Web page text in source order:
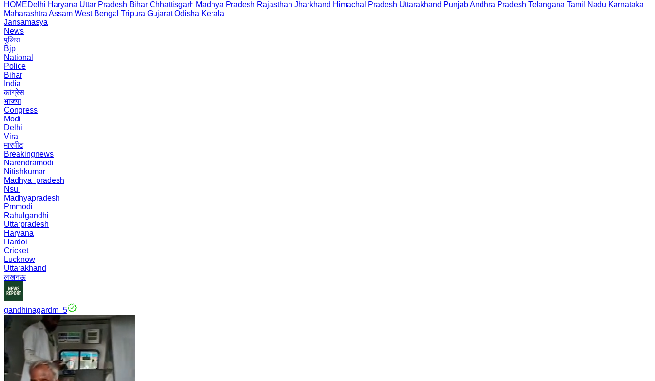
HOMEDelhi Haryana Uttar Pradesh Bihar Chhattisgarh Madhya Pradesh Rajasthan Jharkhand Himachal Pradesh Uttarakhand PunjabAndhra Pradesh Telangana Tamil Nadu Karnataka
Maharashtra Assam West Bengal Tripura Gujarat Odisha Kerala
Jansamasya
News
पुलिस
Bjp
National
Police
Bihar
India
कांग्रेस
भाजपा
Congress
Modi
Delhi
Viral
मारपीट
Breakingnews
Narendramodi
Nitishkumar
Madhya_pradesh
Nsui
Madhyapradesh
Pmmodi
Rahulgandhi
Uttarpradesh
Haryana
Hardoi
Cricket
Lucknow
Uttarakhand
लखनऊ
gandhinagardm_5